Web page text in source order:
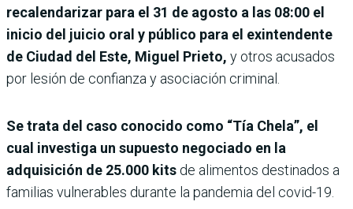
recalendarizar para el 31 de agosto a las 08:00 el
inicio del juicio oral y público para el exintendente
de Ciudad del Este, Miguel Prieto, y otros acusados
por lesión de confianza y asociación criminal.
Se trata del caso conocido como “Tía Chela”, el
cual investiga un supuesto negociado en la
adquisición de 25.000 kits de alimentos destinados a
familias vulnerables durante la pandemia del covid-19.